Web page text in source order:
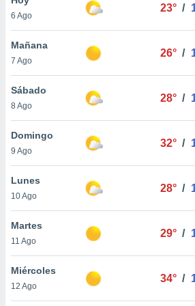
en
más
nuestra
de
cookies
aceptar
6 Ago
23° /
Mañana
7 Ago
26° /
Sábado
8 Ago
28° /
Domingo
9 Ago
32° /
Lunes
10 Ago
28° /
Martes
11 Ago
29° /
Miércoles
12 Ago
34° /